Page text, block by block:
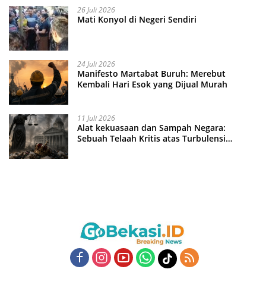
26 Juli 2026
Mati Konyol di Negeri Sendiri
24 Juli 2026
Manifesto Martabat Buruh: Merebut
Kembali Hari Esok yang Dijual Murah
11 Juli 2026
Alat kekuasaan dan Sampah Negara:
Sebuah Telaah Kritis atas Turbulensi